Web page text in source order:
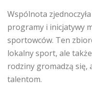
Wspólnota
programy i inicjatywy
sportowców. Ten
lokalny sport, ale
rodziny gromadzą się,
talentom.